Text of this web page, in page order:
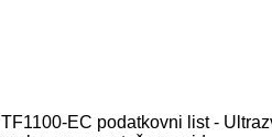
TF1100-EC podatkovni list -